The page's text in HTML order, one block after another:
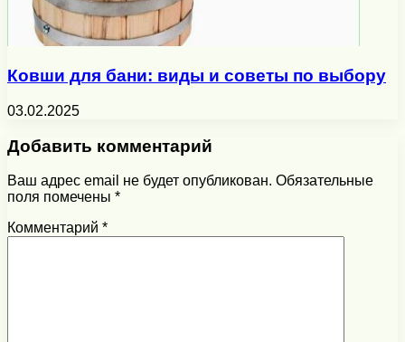
Ковши для бани: виды и советы по выбору
03.02.2025
Добавить комментарий
Ваш адрес email не будет опубликован. Обязательные
поля помечены *
Комментарий *